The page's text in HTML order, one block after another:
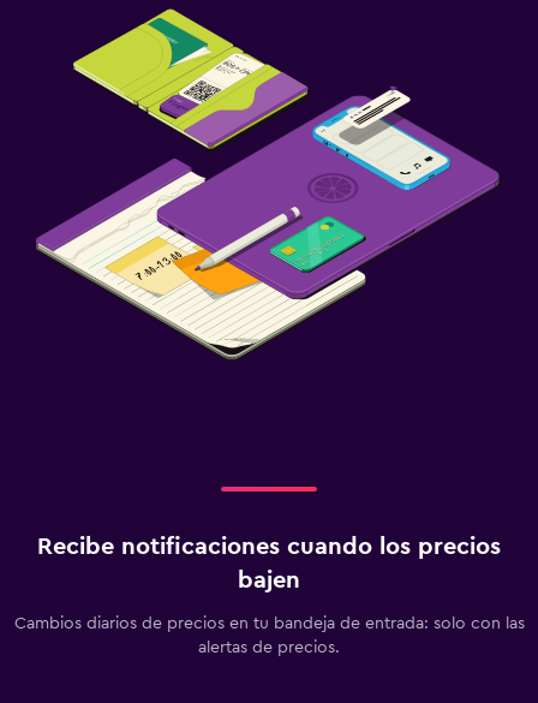
Recibe notificaciones cuando los precios
bajen
Cambios diarios de precios en tu bandeja de entrada: solo con las
alertas de precios.